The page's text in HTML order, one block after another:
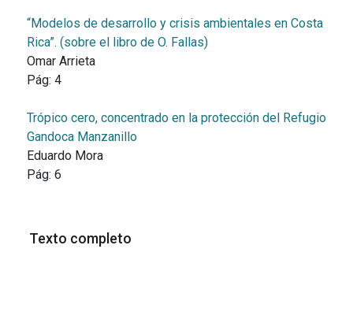
“Modelos de desarrollo y crisis ambientales en Costa
Rica”. (sobre el libro de O. Fallas)
Omar Arrieta
Pág: 4
Trópico cero, concentrado en la protección del Refugio
Gandoca Manzanillo
Eduardo Mora
Pág: 6
Texto completo